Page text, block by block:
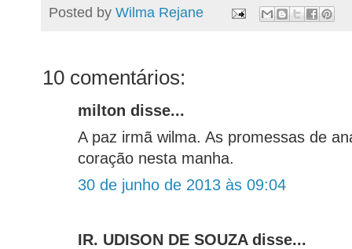
Posted by Wilma Rejane
10 comentários:
milton disse...
A paz irmã wilma. As promessas de
coração nesta manha.
30 de junho de 2013 às 09:04
IR. UDISON DE SOUZA disse...